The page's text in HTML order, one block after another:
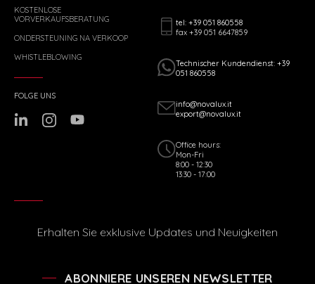
KOSTENLOSE
VORVERKAUFSBERATUNG
ONDERSTEUNING NA VERKOOP
WHISTLEBLOWING
tel: +39 051 860558
fax +39 051 6647859
Technischer Kundendienst: +39
051 860558
info@novalux.it
export@novalux.it
Office hours:
Mon-Fri
8:00 - 12:30
13:30 - 17:00
FOLGE UNS
Erhalten Sie exklusive Updates und Neuigkeiten
ABONNIERE UNSEREN NEWSLETTER